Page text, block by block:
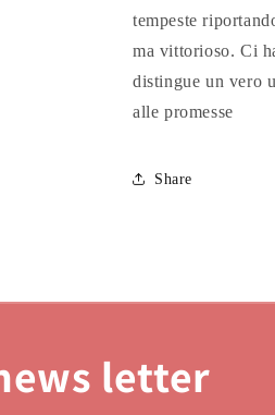
tempeste
ma vittorioso. Ci
distingue un vero
alle promesse
Share
letter